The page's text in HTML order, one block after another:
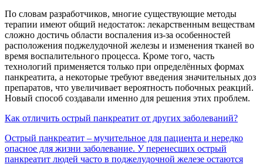
По словам разработчиков, многие существующие методы
терапии имеют общий недостаток: лекарственным веществам
сложно достичь области воспаления из-за особенностей
расположения поджелудочной железы и изменения тканей во
время воспалительного процесса. Кроме того, часть
технологий применяется только при определённых формах
панкреатита, а некоторые требуют введения значительных доз
препаратов, что увеличивает вероятность побочных реакций.
Новый способ создавали именно для решения этих проблем.
Как отличить острый панкреатит от других заболеваний?
Острый панкреатит – мучительное для пациента и нередко
опасное для жизни заболевание. У перенесших острый
панкреатит людей часто в поджелудочной железе остаются